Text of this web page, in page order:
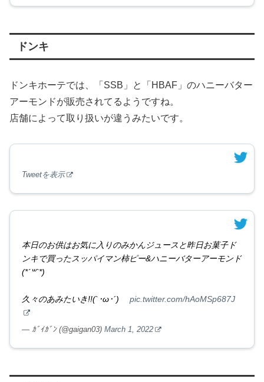
ドンキ
ドンキホーテでは、「SSB」と「HBAF」のハニーバター
アーモンドが販売されてるようですね。
店舗によって取り扱いが違うみたいです。
Tweetを表示
本日のお供はお気に入りのみかんジュースと昨日お菓子ド
ンキで買ったスッパイマン柿ピー&ハニーバターアーモンド
(*ˊ꒳ˋ*)
久々のあみたいき!!(`･ω･´)ゞ pic.twitter.com/hAoMSp687J
— ｶﾞｲｶﾞﾝ (@gaigan03) March 1, 2022